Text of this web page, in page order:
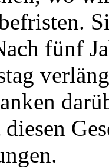
fünf